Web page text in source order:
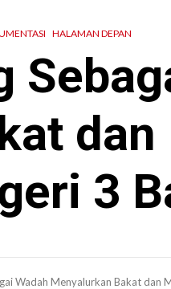
HALAMAN DEPAN
3
Wadah Menyalurkan Bakat dan